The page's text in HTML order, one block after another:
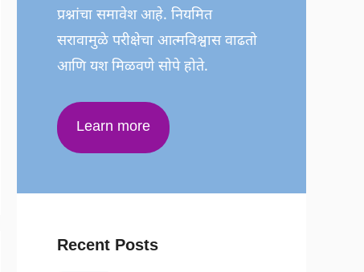
प्रश्नांचा समावेश आहे. नियमित
सरावामुळे परीक्षेचा आत्मविश्वास वाढतो
आणि यश मिळवणे सोपे होते.
Learn more
Recent Posts